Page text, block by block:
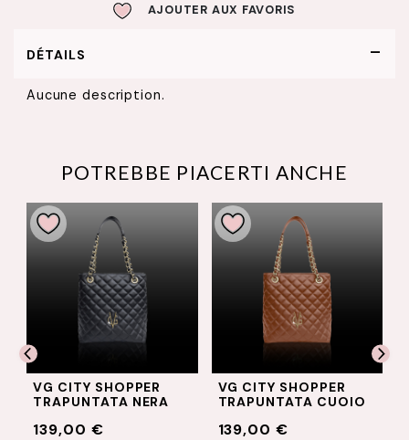
AJOUTER AUX FAVORIS
DÉTAILS
Aucune description.
POTREBBE PIACERTI ANCHE
VG CITY SHOPPER
TRAPUNTATA NERA
139,00 €
VG CITY SHOPPER
TRAPUNTATA CUOIO
139,00 €